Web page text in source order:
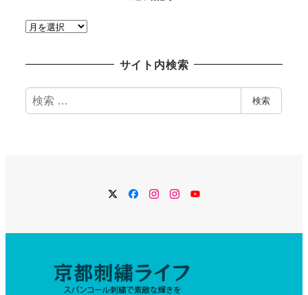
過
サイト内検索
検
索
検索
TwitterFacebook
Instagram
Instagram
YouTube